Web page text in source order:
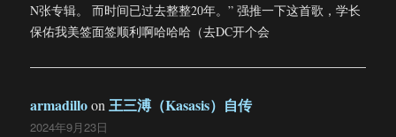
N张专辑。 而时间已过去整整20年。” 强推一下这首歌，学长
保佑我美签面签顺利啊哈哈哈（去DC开个会
armadilloon王三溥（Kasasis）自传
2024年9月23日